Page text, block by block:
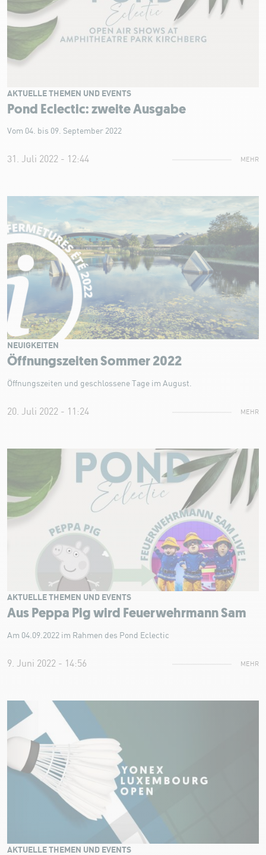
Pond Eclectic: zweite Ausgabe
AKTUELLE THEMEN UND EVENTS
Vom 04. bis 09. September 2022
31. Juli 2022 - 12:44 MEHR
Öffnungszeiten Sommer 2022
NEUIGKEITEN
Öffnungszeiten und geschlossene Tage im August.
20. Juli 2022 - 11:24 MEHR
Aus Peppa Pig wird Feuerwehrmann Sam
AKTUELLE THEMEN UND EVENTS
Am 04.09.2022 im Rahmen des Pond Eclectic
9. Juni 2022 - 14:56 MEHR
AKTUELLE THEMEN UND EVENTS